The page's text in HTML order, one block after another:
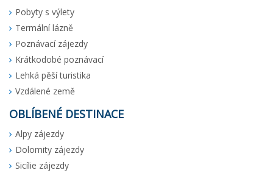
Pobyty s výlety
Termální lázně
Poznávací zájezdy
Krátkodobé poznávací
Lehká pěší turistika
Vzdálené země
OBLÍBENÉ DESTINACE
Alpy zájezdy
Dolomity zájezdy
Sicílie zájezdy